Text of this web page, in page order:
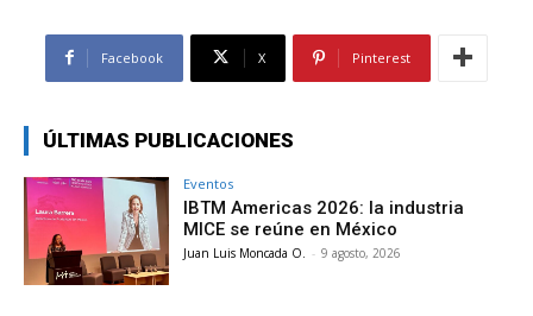
Facebook X Pinterest
ÚLTIMAS PUBLICACIONES
Eventos
IBTM Americas 2026: la industria
MICE se reúne en México
Juan Luis Moncada O. - 9 agosto, 2026